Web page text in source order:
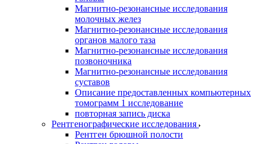
Магнитно-резонансные исследования
молочных желез
Магнитно-резонансные исследования
органов малого таза
Магнитно-резонансные исследования
позвоночника
Магнитно-резонансные исследования
суставов
Описание предоставленных компьютерных
томограмм 1 исследование
повторная запись диска
Рентгенографические исследования
Рентген брюшной полости